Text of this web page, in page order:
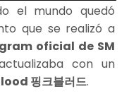
el mundo quedó
que se realizó a
oficial de SM
con un
핑크블러드.